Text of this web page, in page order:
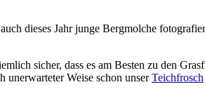
dieses Jahr junge Bergmolche
sicher, dass es am Besten zu den
unerwarteter Weise schon unserTeichfrosch